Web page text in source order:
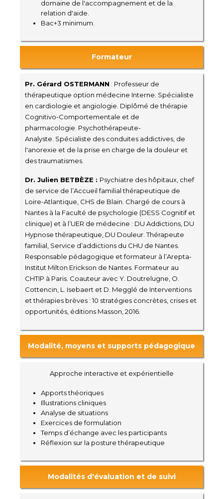
domaine de l'accompagnement et de la
relation d'aide.
Bac+3 minimum.
Formateur
Pr. Gérard OSTERMANN : Professeur de
thérapeutique option médecine Interne. Spécialiste
en cardiologie et angiologie. Diplômé de thérapie
Cognitivo-Comportementale et de
pharmacologie. Psychothérapeute-
Analyste. Spécialiste des conduites addictives, de
l'anorexie et de la prise en charge de la douleur et
des traumatismes.
Dr. Julien BETBÈZE : Psychiatre des hôpitaux, chef
de service de l’Accueil familial thérapeutique de
Loire-Atlantique, CHS de Blain. Chargé de cours à
Nantes à la Faculté de psychologie (DESS Cognitif et
clinique) et à l’UER de médecine : DU Addictions, DU
Hypnose thérapeutique, DU Douleur. Thérapeute
familial, Service d’addictions du CHU de Nantes.
Responsable pédagogique et formateur à l’Arepta-
Institut Milton Erickson de Nantes. Formateur au
CHTIP à Paris. Coauteur avec Y. Doutrelugne, O.
Cottencin, L. Isebaert et D. Megglé de Interventions
et thérapies brèves : 10 stratégies concrètes, crises et
opportunités, éditions Masson, 2016.
Modalité, moyens et supports pédagogique
Approche interactive et expérientielle
Apports théoriques
Illustrations cliniques
Analyse de situations
Exercices de formulation
Temps d’échange avec les participants
Réflexion sur la posture thérapeutique
Modalités d'évaluation et de suivi